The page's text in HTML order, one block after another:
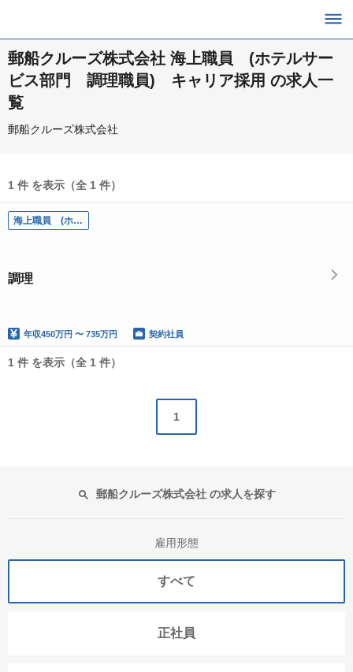
郵船クルーズ株式会社 海上職員 (ホテルサー
ビス部門 調理職員) キャリア採用 の求人一
覧
郵船クルーズ株式会社
1 件 を表示（全 1 件）
海上職員 (ホテルサービス部門 調理職員) キャリア採用
調理
年収450万円 〜 735万円 契約社員
1 件 を表示（全 1 件）
1
郵船クルーズ株式会社 の求人を探す
雇用形態
すべて
正社員